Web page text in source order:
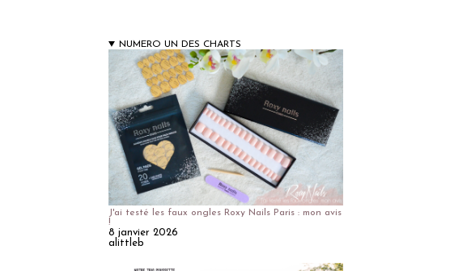
NUMERO UN DES CHARTS
J'ai testé les faux ongles Roxy Nails Paris : mon avis
!
8 janvier 2026
alittleb